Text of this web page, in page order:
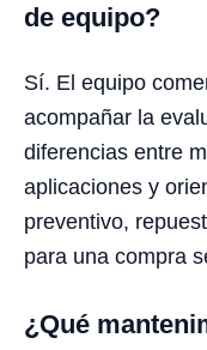
de equipo?
Sí. El equipo
acompañar la
diferencias entre
aplicaciones y
preventivo,
para una compra
¿Qué